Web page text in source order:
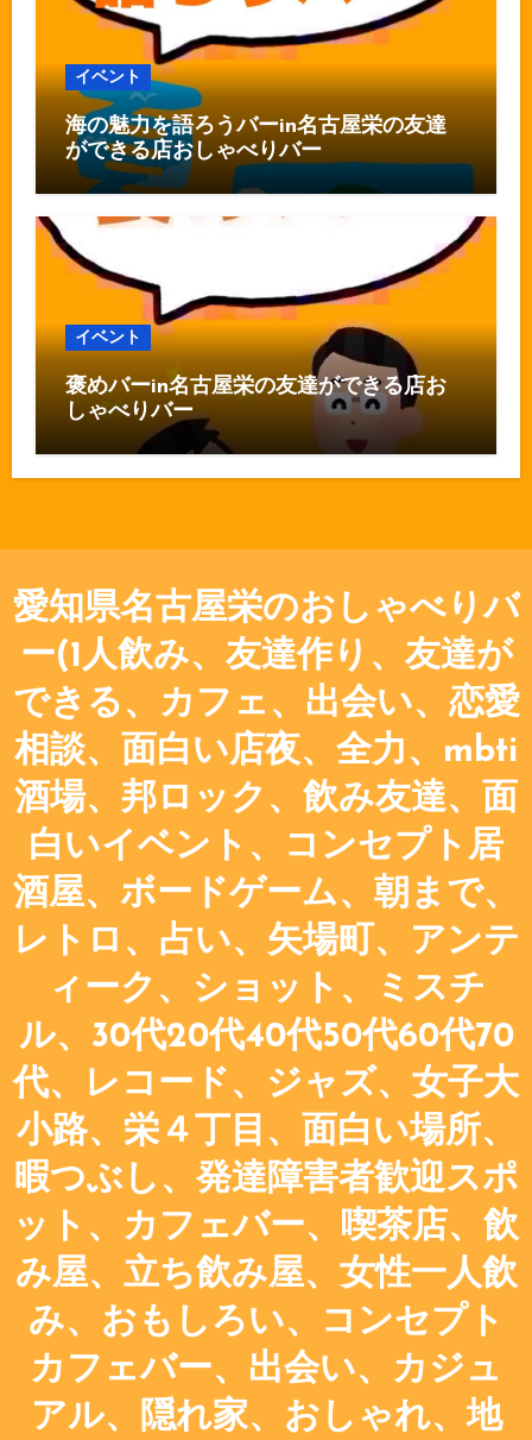
イベント
海の魅力を語ろうバーin名古屋栄の友達
ができる店おしゃべりバー
イベント
褒めバーin名古屋栄の友達ができる店お
しゃべりバー
愛知県名古屋栄のおしゃべりバ
ー(1人飲み、友達作り、友達が
できる、カフェ、出会い、恋愛
相談、面白い店夜、全力、mbti
酒場、邦ロック、飲み友達、面
白いイベント、コンセプト居
酒屋、ボードゲーム、朝まで、
レトロ、占い、矢場町、アンテ
ィーク、ショット、ミスチ
ル、30代20代40代50代60代70
代、レコード、ジャズ、女子大
小路、栄４丁目、面白い場所、
暇つぶし、発達障害者歓迎スポ
ット、カフェバー、喫茶店、飲
み屋、立ち飲み屋、女性一人飲
み、おもしろい、コンセプト
カフェバー、出会い、カジュ
アル、隠れ家、おしゃれ、地